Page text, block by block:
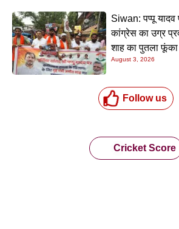
Siwan: पप्पू यादव
कांग्रेस का उग्र
शाह का पुतला फूंका
August 3, 2026
Follow us
Cricket Score